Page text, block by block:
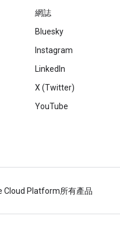
網誌
Bluesky
Instagram
LinkedIn
X (Twitter)
YouTube
Cloud Platform所有產品